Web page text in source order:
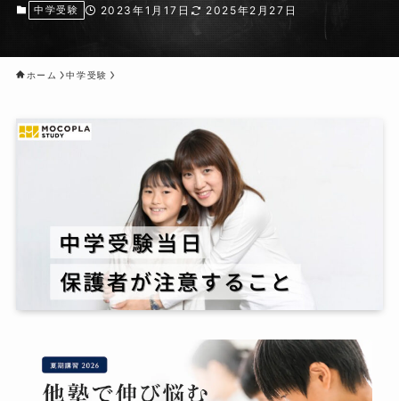
中学受験 2023年1月17日 2025年2月27日
ホーム 中学受験